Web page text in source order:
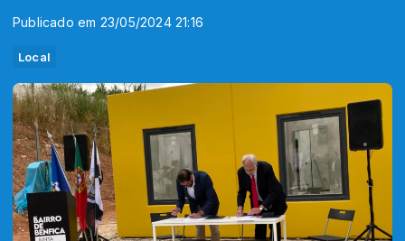
Publicado em 23/05/2024 21:16
Local